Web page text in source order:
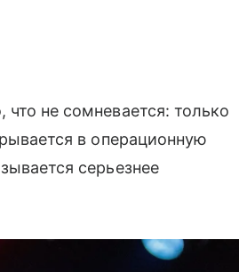
не сомневается: только
в операционную
серьезнее